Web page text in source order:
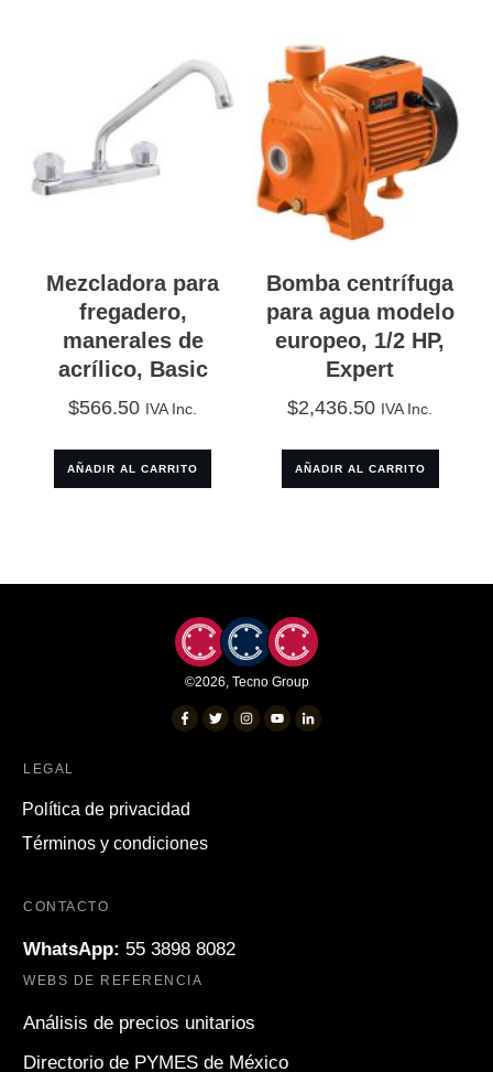
Mezcladora para
fregadero,
manerales de
acrílico, Basic
$566.50 IVA Inc.
AÑADIR AL CARRITO
Bomba centrífuga
para agua modelo
europeo, 1/2 HP,
Expert
$2,436.50 IVA Inc.
AÑADIR AL CARRITO
©2026, Tecno Group
LEGAL
Política de privacidad
Términos y condiciones
CONTACTO
WhatsApp: 55 3898 8082
WEBS DE REFERENCIA
Análisis de precios unitarios
Directorio de PYMES de México